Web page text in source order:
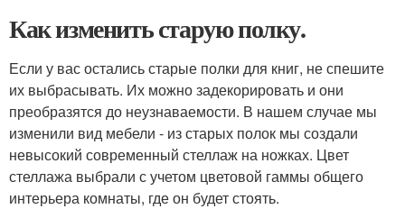
Как изменить старую полку.
Если у вас остались старые полки для книг, не спешите
их выбрасывать. Их можно задекорировать и они
преобразятся до неузнаваемости. В нашем случае мы
изменили вид мебели - из старых полок мы создали
невысокий современный стеллаж на ножках. Цвет
стеллажа выбрали с учетом цветовой гаммы общего
интерьера комнаты, где он будет стоять.